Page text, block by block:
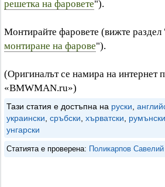
решетка на фаровете").
Монтирайте фаровете (вижте раздел
монтиране на фарове").
(Оригиналът се намира на интернет
«BMWMAN.ru»)
Тази статия е достъпна на руски,
украински, сръбски, хърватски, румънски
унгарски
Статията е проверена: Поликарпов Савелий